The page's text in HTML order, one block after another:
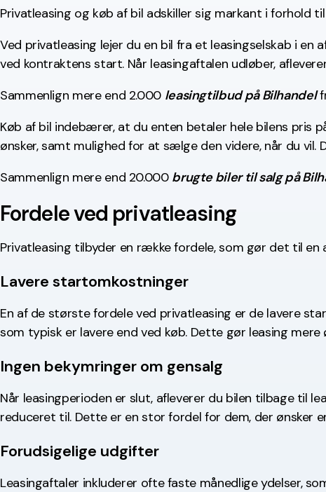
Privatleasing og køb af bil adskiller sig markant i forhold
Ved privatleasing lejer du en bil fra et leasingselskab i
ved kontraktens start. Når leasingaftalen udløber,
Sammenlign mere end 2.000 leasingtilbud på Bilhandel
Køb af bil indebærer, at du enten betaler hele bilens pris
ønsker, samt mulighed for at sælge den videre, når du
Sammenlign mere end 20.000 brugte biler til salg på
Fordele ved privatleasing
Privatleasing tilbyder en række fordele, som gør det til
Lavere startomkostninger
En af de største fordele ved privatleasing er de lavere
som typisk er lavere end ved køb. Dette gør leasing
Ingen bekymringer om gensalg
Når leasingperioden er slut, afleverer du bilen tilbage til
reduceret til. Dette er en stor fordel for dem, der ønsker
Forudsigelige udgifter
Leasingaftaler inkluderer ofte faste månedlige ydelser,